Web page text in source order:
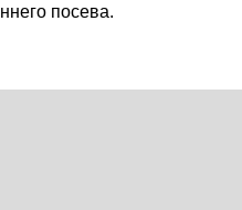
посева.